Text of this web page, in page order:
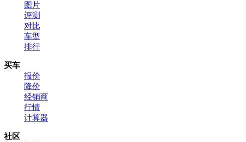
图片
评测
对比
车型
排行
买车
报价
降价
经销商
行情
计算器
社区